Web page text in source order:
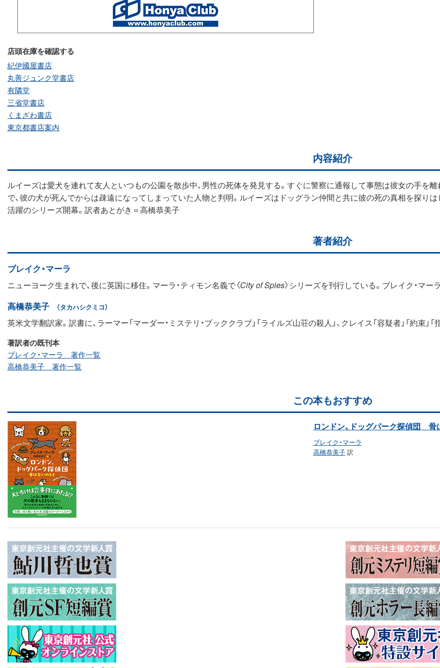
店頭在庫を確認する
紀伊國屋書店
丸善ジュンク堂書店
有隣堂
三省堂書店
くまざわ書店
東京都書店案内
内容紹介
ルイーズは愛犬を連れて友人といつもの公園を散歩中、男性の死体を発見する。すぐに警察に通報して事態は彼女の手を
で、彼の犬が死んでからは疎遠になってしまっていた人物と判明。ルイーズはドッグラン仲間と共に彼の死の真相を探
活躍のシリーズ開幕。訳者あとがき＝高橋恭美子
著者紹介
ブレイク・マーラ
ニューヨーク生まれで、後に英国に移住。マーラ・ティモン名義で〈City of Spies〉シリーズを刊行している。ブレイク・マー
高橋恭美子 （タカハシクミコ）
英米文学翻訳家。訳書に、ラーマー「マーダー・ミステリ・ブッククラブ」「ライルズ山荘の殺人」、クレイス「容疑者」「約束」「
著訳者の既刊本
ブレイク・マーラ 著作一覧
高橋恭美子 著作一覧
この本もおすすめ
ロンドン、ドッグパーク探偵団 骨
ブレイク・マーラ
高橋恭美子訳